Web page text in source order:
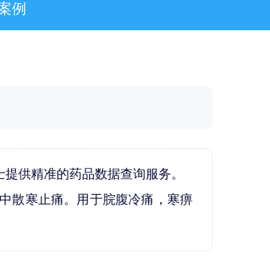
例
供精准的药品数据查询服务。
散寒止痛。用于脘腹冷痛，寒痹